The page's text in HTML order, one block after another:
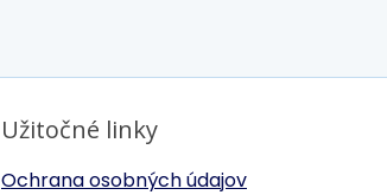
Užitočné linky
Ochrana osobných údajov